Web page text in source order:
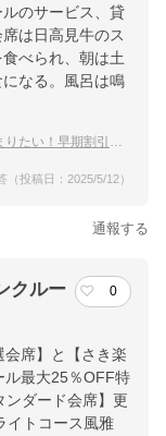
のサービス、貸
は日高見牛のス
べられ、朝は土
なる。風呂は鳴
期割引が使える宿は？
（投稿日：2025/5/12）
通報する
クルー
0
席】と【さき楽
ル最大25％OFF特
ダード会席】更
イトコース風雅